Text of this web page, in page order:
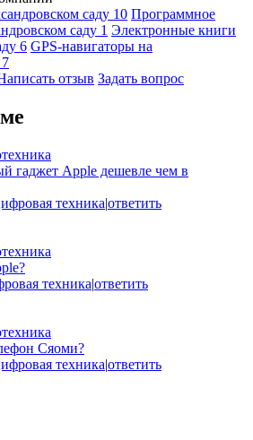
саду 10 Программное
саду 1 Электронные книги
6 GPS-навигаторы на
7
отзыв Задать вопрос
гаджет Apple дешевле чем в
техника|ответить
техника|ответить
Сяоми?
техника|ответить